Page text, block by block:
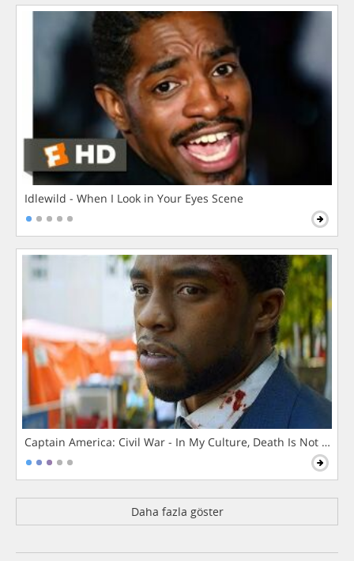
Idlewild - When I Look in Your Eyes Scene
Captain America: Civil War - In My Culture, Death Is Not The
Daha fazla göster